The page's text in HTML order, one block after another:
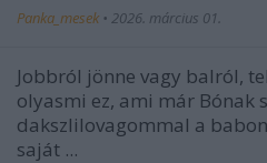
Panka_mesek • 2026. március 01.
Jobbról jönne vagy balról,
olyasmi ez, ami már Bónak
dakszlilovagommal a
saját ...